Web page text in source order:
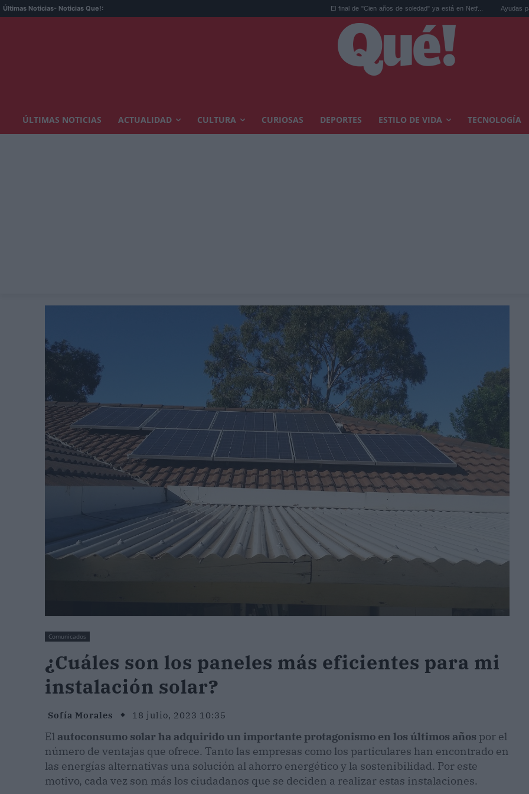
Últimas Noticias- Noticias Que!: El final de "Cien años de soledad" ya está en Netf... Ayudas para reformar
ÚLTIMAS NOTICIAS ACTUALIDAD CULTURA CURIOSAS DEPORTES ESTILO DE VIDA TECNOLOGÍA
Comunicados
¿Cuáles son los paneles más eficientes para mi
instalación solar?
Sofía Morales 18 julio, 2023 10:35
El autoconsumo solarha adquirido un importante protagonismo en los últimos años por el
número de ventajas que ofrece. Tanto las empresas como los particulares han encontrado en
las energías alternativas una solución al ahorro energético y la sostenibilidad. Por este
motivo, cada vez son más los ciudadanos que se deciden a realizar estas instalaciones.